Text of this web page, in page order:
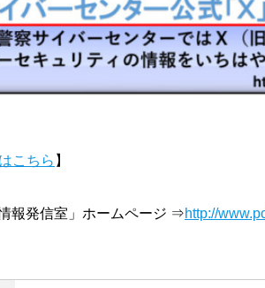
こちら 】
報発信室」ホームページ ⇒http://